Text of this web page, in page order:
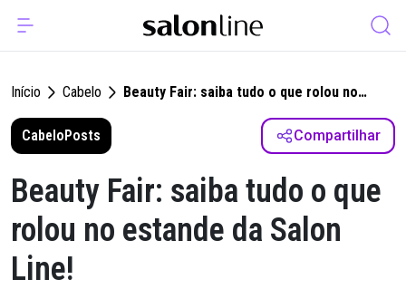
Início Cabelo
Beauty Fair: saiba tudo o que rolou no
CabeloPosts Compartilhar
Beauty Fair: saiba tudo o que
rolou no estande da Salon
Line!